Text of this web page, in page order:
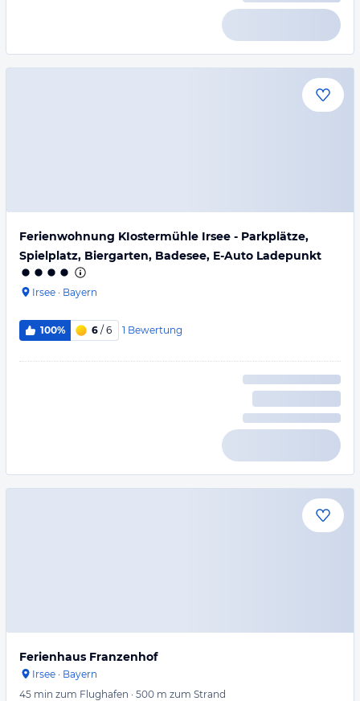
Ferienwohnung KIostermühle Irsee - Parkplätze,
Spielplatz, Biergarten, Badesee, E-Auto Ladepunkt
Irsee · Bayern
100% 6 / 6 1 Bewertung
Ferienhaus Franzenhof
Irsee · Bayern
45 min zum Flughafen · 500 m zum Strand